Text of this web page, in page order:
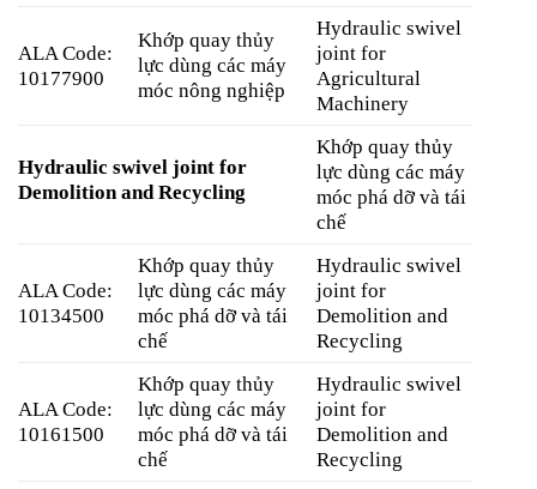
ALA Code:
10177900
Khớp quay thủy
lực dùng các máy
móc nông nghiệp
Hydraulic swivel
joint for
Agricultural
Machinery
Hydraulic swivel joint for
Demolition and Recycling
Khớp quay thủy
lực dùng các máy
móc phá dỡ và tái
chế
ALA Code:
10134500
Khớp quay thủy
lực dùng các máy
móc phá dỡ và tái
chế
Hydraulic swivel
joint for
Demolition and
Recycling
ALA Code:
10161500
Khớp quay thủy
lực dùng các máy
móc phá dỡ và tái
chế
Hydraulic swivel
joint for
Demolition and
Recycling